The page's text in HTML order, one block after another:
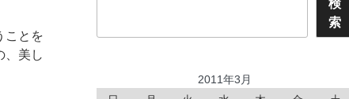
ことを
、美し
検
索
2011年3月